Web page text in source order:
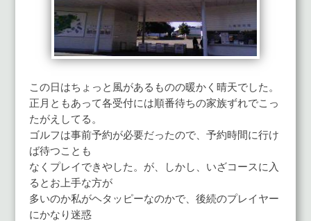
この日はちょっと風があるものの暖かく晴天でした。
正月ともあって各受付には順番待ちの家族ずれでこっ
たがえしてる。
ゴルフは事前予約が必要だったので、予約時間に行け
ば待つことも
なくプレイできやした。が、しかし、いざコースに入
るとお上手な方が
多いのか私がヘタッピーなのかで、後続のプレイヤー
にかなり迷惑